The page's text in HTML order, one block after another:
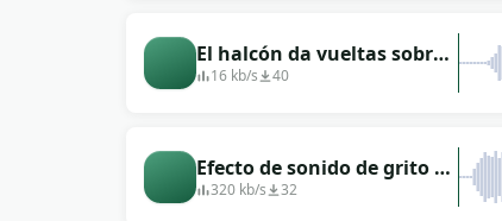
El halcón da vueltas sobre
la presa y grita
16 kb/s 40
Efecto de sonido de grito de
cuervo 3
320 kb/s 32